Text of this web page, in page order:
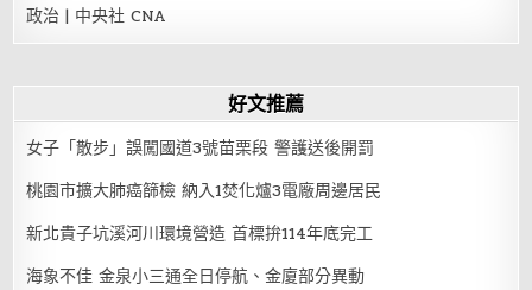
政治 | 中央社 CNA
好文推薦
女子「散步」誤闖國道3號苗栗段 警護送後開罰
桃園市擴大肺癌篩檢 納入1焚化爐3電廠周邊居民
新北貴子坑溪河川環境營造 首標拚114年底完工
海象不佳 金泉小三通全日停航、金廈部分異動